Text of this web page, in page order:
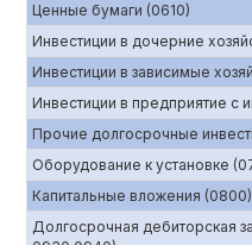
Ценные бумаги (0610)
Инвестиции в дочерние
Инвестиции в зависимые
Инвестиции в предприятие с
Прочие долгосрочные
Оборудование к установке
Капитальные вложения (0800)
Долгосрочная дебиторская